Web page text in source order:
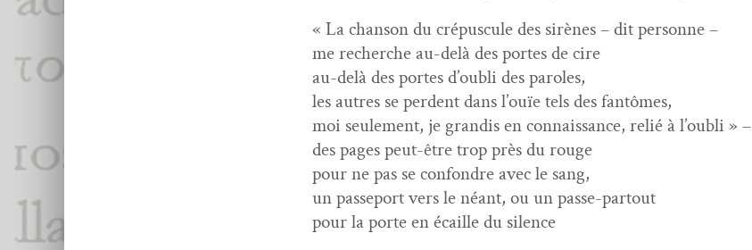
« La chan­son du cré­pus­cule des sirènes – dit personne –
me recherche au-delà des portes de cire
au-delà des portes d’oubli des paroles,
les autres se per­dent dans l’ouïe tels des fantômes,
moi seule­ment, je gran­dis en con­nais­sance, relié à l’oubli » –
des pages peut-être trop près du rouge
pour ne pas se con­fon­dre avec le sang,
un passe­port vers le néant, ou un passe-partout
pour la porte en écaille du silence